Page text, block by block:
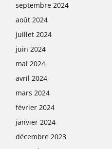
septembre 2024
août 2024
juillet 2024
juin 2024
mai 2024
avril 2024
mars 2024
février 2024
janvier 2024
décembre 2023